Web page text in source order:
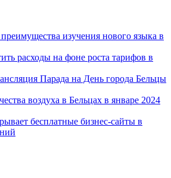
изучения нового языка в
расходы на фоне роста тарифов в
Парада на День города Бельцы
воздуха в Бельцах в январе 2024
бесплатные бизнес-сайты в